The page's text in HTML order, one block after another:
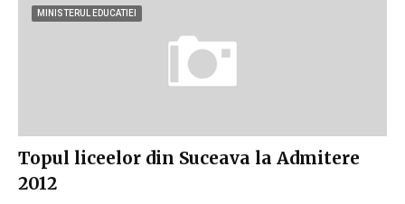
MINISTERUL EDUCATIEI
Topul liceelor din Suceava la Admitere
2012